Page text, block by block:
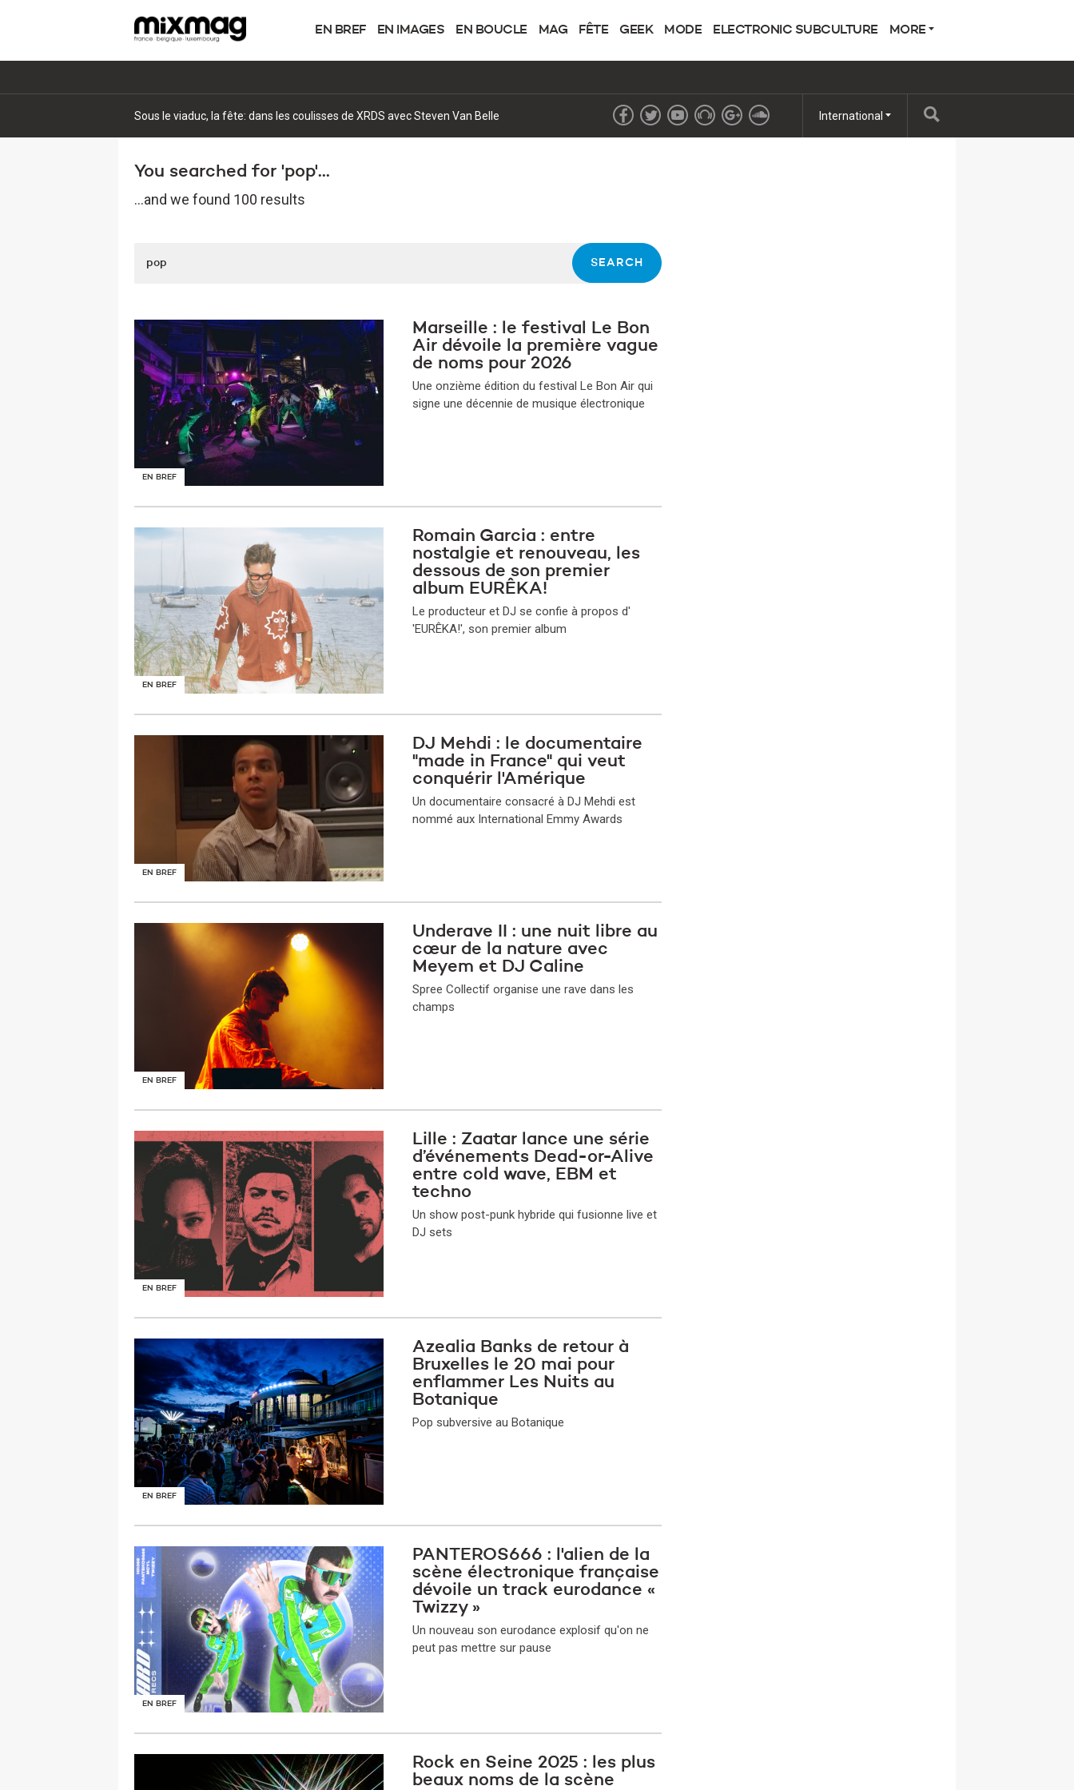
EN BREF EN IMAGES EN BOUCLE MAG FÊTE GEEK MODE ELECTRONIC SUBCULTURE MORE
Pourquoi la psytrance attire un nouveau public en Europe International
You searched for 'pop'...
...and we found 100 results
EN BREF
Marseille : le festival Le Bon
Air dévoile la première vague
de noms pour 2026
Une onzième édition du festival Le Bon Air qui
signe une décennie de musique électronique
EN BREF
Romain Garcia : entre
nostalgie et renouveau, les
dessous de son premier
album EURÊKA!
Le producteur et DJ se confie à propos d'
'EURÊKA!', son premier album
EN BREF
DJ Mehdi : le documentaire
"made in France" qui veut
conquérir l'Amérique
Un documentaire consacré à DJ Mehdi est
nommé aux International Emmy Awards
EN BREF
Underave II : une nuit libre au
cœur de la nature avec
Meyem et DJ Caline
Spree Collectif organise une rave dans les
champs
EN BREF
Lille : Zaatar lance une série
d’événements Dead-or-Alive
entre cold wave, EBM et
techno
Un show post-punk hybride qui fusionne live et
DJ sets
EN BREF
Azealia Banks de retour à
Bruxelles le 20 mai pour
enflammer Les Nuits au
Botanique
Pop subversive au Botanique
EN BREF
PANTEROS666 : l'alien de la
scène électronique française
dévoile un track eurodance «
Twizzy »
Un nouveau son eurodance explosif qu'on ne
peut pas mettre sur pause
Rock en Seine 2025 : les plus
beaux noms de la scène